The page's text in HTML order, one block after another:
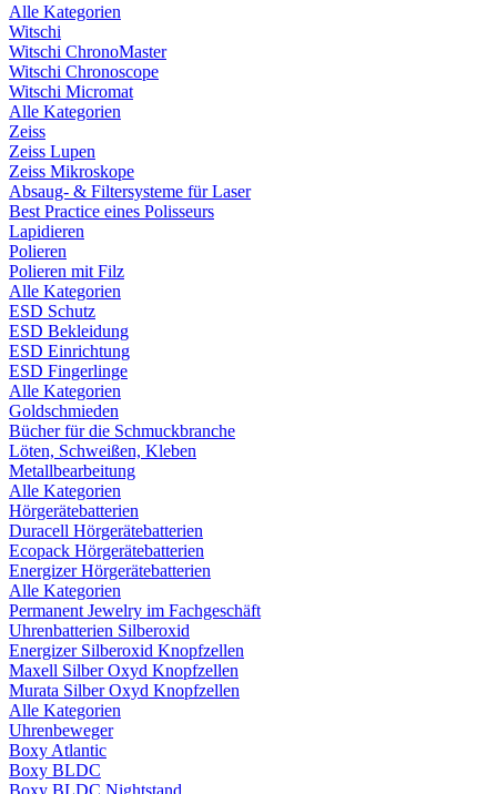
Alle Kategorien
Witschi
Witschi ChronoMaster
Witschi Chronoscope
Witschi Micromat
Alle Kategorien
Zeiss
Zeiss Lupen
Zeiss Mikroskope
Absaug- & Filtersysteme für Laser
Best Practice eines Polisseurs
Lapidieren
Polieren
Polieren mit Filz
Alle Kategorien
ESD Schutz
ESD Bekleidung
ESD Einrichtung
ESD Fingerlinge
Alle Kategorien
Goldschmieden
Bücher für die Schmuckbranche
Löten, Schweißen, Kleben
Metallbearbeitung
Alle Kategorien
Hörgerätebatterien
Duracell Hörgerätebatterien
Ecopack Hörgerätebatterien
Energizer Hörgerätebatterien
Alle Kategorien
Permanent Jewelry im Fachgeschäft
Uhrenbatterien Silberoxid
Energizer Silberoxid Knopfzellen
Maxell Silber Oxyd Knopfzellen
Murata Silber Oxyd Knopfzellen
Alle Kategorien
Uhrenbeweger
Boxy Atlantic
Boxy BLDC
Boxy BLDC Nightstand